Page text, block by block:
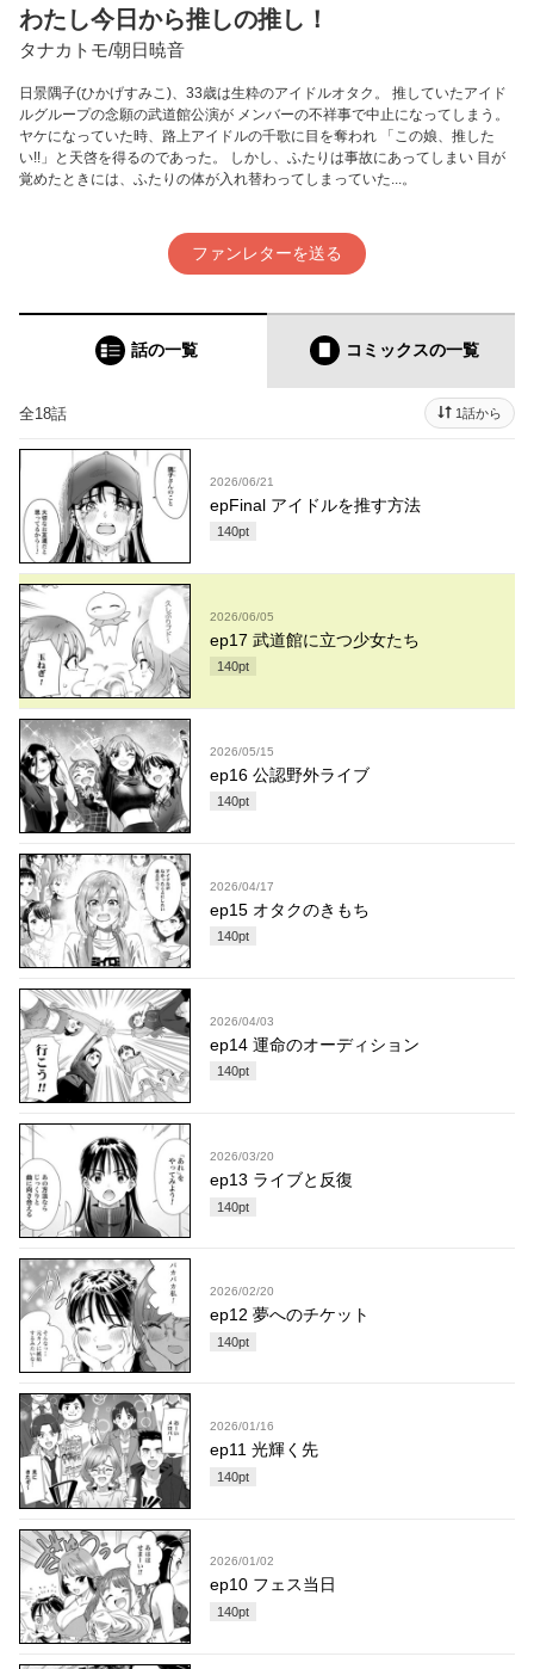
わたし今日から推しの推し！
タナカトモ/朝日暁音
日景隅子(ひかげすみこ)、33歳は生粋のアイドルオタク。 推していたアイド
ルグループの念願の武道館公演が メンバーの不祥事で中止になってしまう。
ヤケになっていた時、路上アイドルの千歌に目を奪われ 「この娘、推した
い!!」と天啓を得るのであった。 しかし、ふたりは事故にあってしまい 目が
覚めたときには、ふたりの体が入れ替わってしまっていた...。
ファンレターを送る
話の一覧 コミックスの一覧
全18話 1話から
2026/06/21
epFinal アイドルを推す方法
140pt
2026/06/05
ep17 武道館に立つ少女たち
140pt
2026/05/15
ep16 公認野外ライブ
140pt
2026/04/17
ep15 オタクのきもち
140pt
2026/04/03
ep14 運命のオーディション
140pt
2026/03/20
ep13 ライブと反復
140pt
2026/02/20
ep12 夢へのチケット
140pt
2026/01/16
ep11 光輝く先
140pt
2026/01/02
ep10 フェス当日
140pt